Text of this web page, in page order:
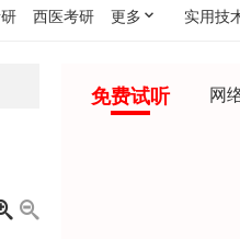
西医考研 更多  实用技

免费试听 网